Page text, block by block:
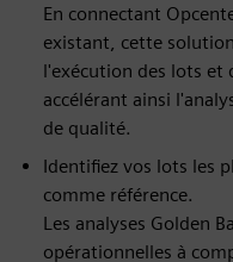
En connectant
existant, cette
l'exécution des lots et
accélérant ainsi
de qualité.
Identifiez vos lots les
comme référence.
Les analyses Golden
opérationnelles à